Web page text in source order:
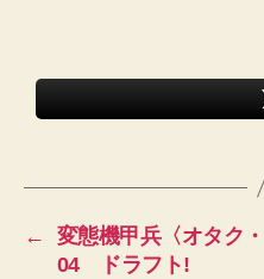
←
変態機甲兵〈オタク
04 ドラフト!